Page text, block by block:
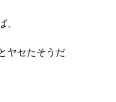
、
ヤセたそうだ